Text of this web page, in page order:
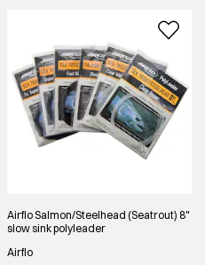
Airflo Salmon/Steelhead (Seatrout) 8"
slow sink polyleader
Airflo